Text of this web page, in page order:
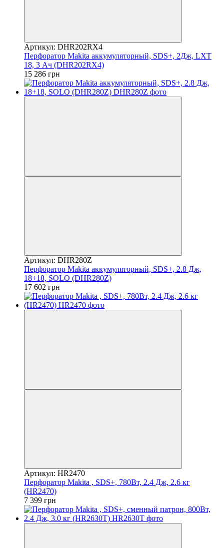
Артикул: DHR202RX4
Перфоратор Makita аккумуляторный, SDS+, 2Дж, LXT
18, 3 Ач (DHR202RX4)
15 286 грн
Артикул: DHR280Z
Перфоратор Makita аккумуляторный, SDS+, 2.8 Дж,
18+18, SOLO (DHR280Z)
17 602 грн
Артикул: HR2470
Перфоратор Makita , SDS+, 780Вт, 2.4 Дж, 2.6 кг
(HR2470)
7 399 грн